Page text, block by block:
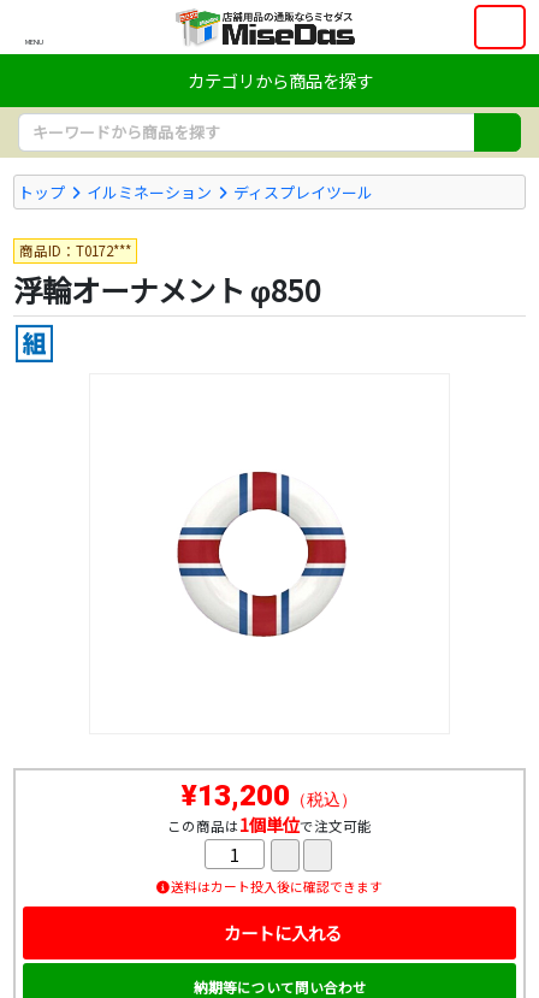
MENU
カテゴリから商品を探す
トップ イルミネーション ディスプレイツール
商品ID：T0172***
浮輪オーナメント φ850
¥13,200 （税込）
この商品は1個単位で注文可能
送料はカート投入後に確認できます
カートに入れる
納期等について問い合わせ